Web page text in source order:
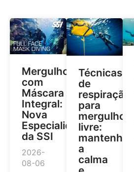
Mergulho
com
Máscara
Integral:
Nova
Especialidade
da SSI
2026-
08-06
Técnicas
de
respiração
para
mergulho
livre:
mantenha
a
calma